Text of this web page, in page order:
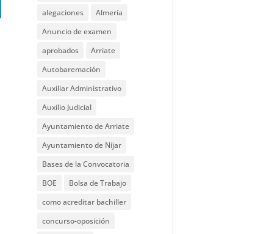
alegaciones
Almería
Anuncio de examen
aprobados
Arriate
Autobaremación
Auxiliar Administrativo
Auxilio Judicial
Ayuntamiento de Arriate
Ayuntamiento de Níjar
Bases de la Convocatoria
BOE
Bolsa de Trabajo
como acreditar bachiller
concurso-oposición